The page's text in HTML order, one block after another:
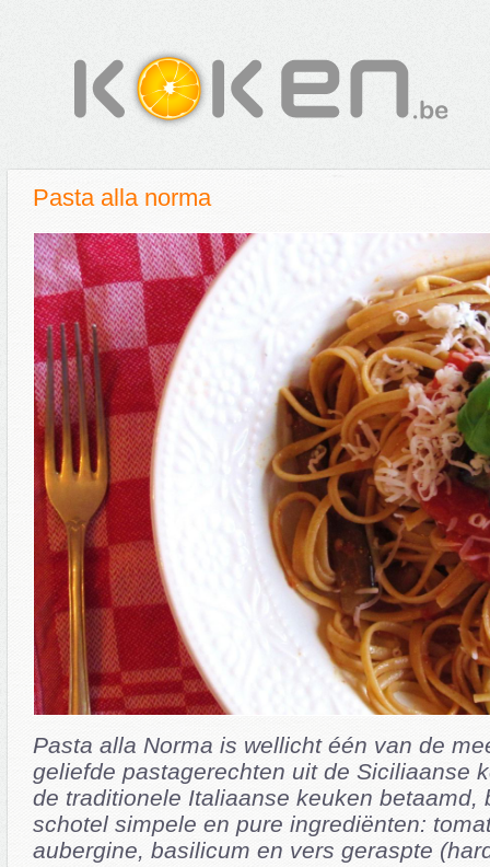
Pasta alla norma
Pasta alla Norma is wellicht één van de
geliefde pastagerechten uit de Siciliaanse
de traditionele Italiaanse keuken betaamd,
schotel simpele en pure ingrediënten:
aubergine, basilicum en vers geraspte